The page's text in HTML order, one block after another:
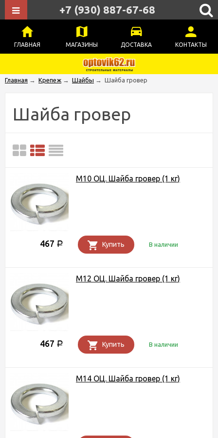
ГЛАВНАЯ МАГАЗИНЫ ДОСТАВКА КОНТАКТЫ
+7 (930) 887-67-68
Главная → Крепеж → Шайбы → Шайба гровер
Шайба гровер
М10 ОЦ. Шайба гровер (1 кг)
467 Р Купить В наличии
М12 ОЦ. Шайба гровер (1 кг)
467 Р Купить В наличии
М14 ОЦ. Шайба гровер (1 кг)